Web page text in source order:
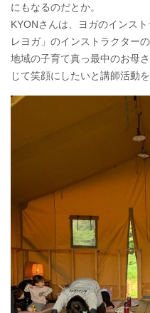
にもなるのだとか。
KYONさんは、ヨガのインス
レヨガ」のインストラクター
地域の子育て真っ最中のお母
じて笑顔にしたいと講師活動